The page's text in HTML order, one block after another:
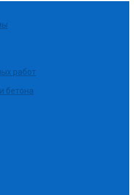
работ
бетона